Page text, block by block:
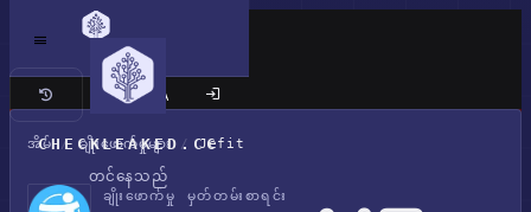
CHECKLEAKED.CC
တင်နေသည်
ကလက်စစ် ဆိုက်
အိမ် / ချိုးဖောက်မှုများ / Jefit
ချိုးဖောက်မှု မှတ်တမ်းစာရင်း